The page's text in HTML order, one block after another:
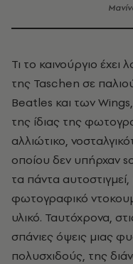
Τι το καινούργιο
της Taschen σε
Beatles και των
της ίδιας της
αλλιώτικο,
οποίου δεν υπήρχαν
τα πάντα
φωτογραφικό
υλικό. Ταυτόχρονα,
σπάνιες όψεις μιας
πολυσχιδούς, της